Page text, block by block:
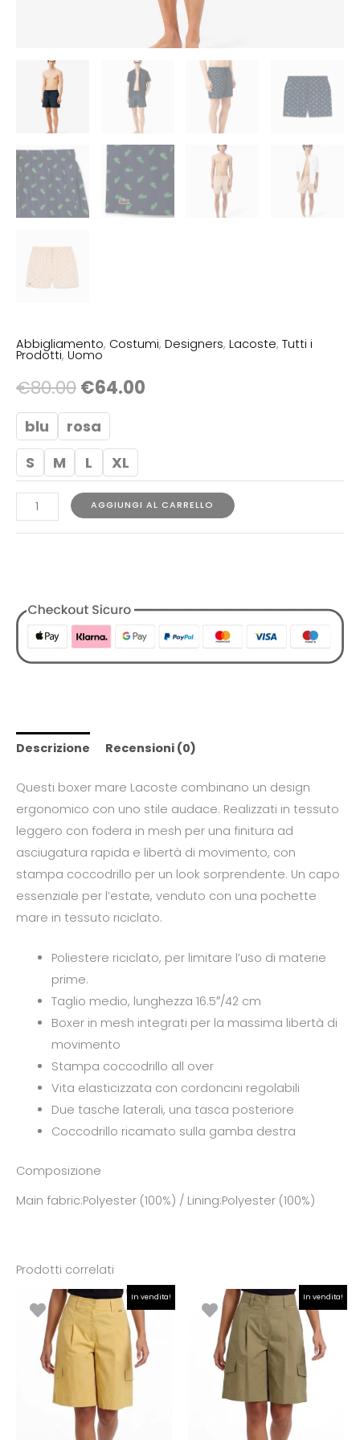
Abbigliamento, Costumi, Designers, Lacoste, Tutti i
Prodotti, Uomo
€80.00€64.00
blu
rosa
S
M L XL
AGGIUNGI AL CARRELLO
Descrizione Recensioni (0)
Questi boxer mare Lacoste combinano un design
ergonomico con uno stile audace. Realizzati in tessuto
leggero con fodera in mesh per una finitura ad
asciugatura rapida e libertà di movimento, con
stampa coccodrillo per un look sorprendente. Un capo
essenziale per l’estate, venduto con una pochette
mare in tessuto riciclato.
Poliestere riciclato, per limitare l’uso di materie
prime.
Taglio medio, lunghezza 16.5″/42 cm
Boxer in mesh integrati per la massima libertà di
movimento
Stampa coccodrillo all over
Vita elasticizzata con cordoncini regolabili
Due tasche laterali, una tasca posteriore
Coccodrillo ricamato sulla gamba destra
Composizione
Main fabric:Polyester (100%) / Lining:Polyester (100%)
Prodotti correlati
In vendita!
Il
prezzo
originale
era:
€79.90.
prezzo
attuale
è:
€55.93.
In vendita!
Il
prezzo
originale
era:
€79.90.
Il
prezzo
attuale
è:
€55.93.